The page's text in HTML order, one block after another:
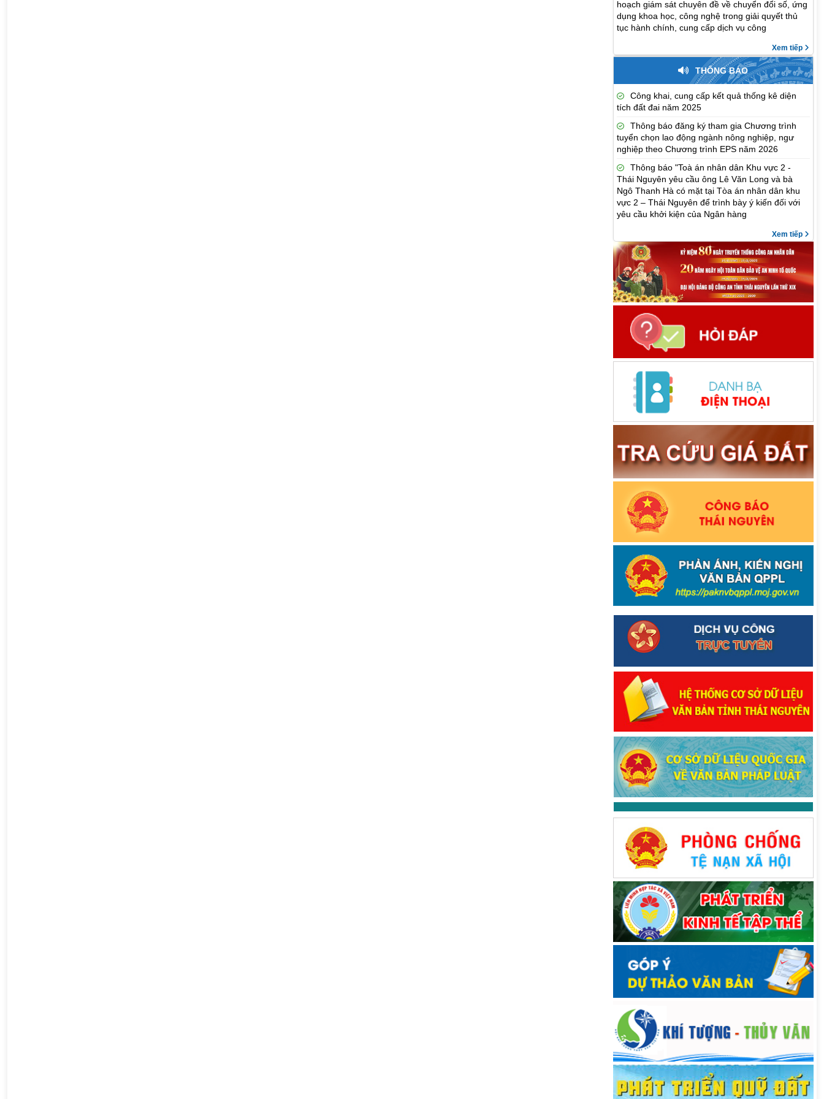
hoạch giám sát chuyên đề về chuyển đổi số, ứng
dụng khoa học, công nghệ trong giải quyết thủ
tục hành chính, cung cấp dịch vụ công
Xem tiếp
THÔNG BÁO
Công khai, cung cấp kết quả thống kê diện
tích đất đai năm 2025
Thông báo đăng ký tham gia Chương trình
tuyển chọn lao động ngành nông nghiệp, ngư
nghiệp theo Chương trình EPS năm 2026
Thông báo "Toà án nhân dân Khu vực 2 -
Thái Nguyên yêu cầu ông Lê Văn Long và bà
Ngô Thanh Hà có mặt tại Tòa án nhân dân khu
vực 2 – Thái Nguyên để trình bày ý kiến đối với
yêu cầu khởi kiện của Ngân hàng
Xem tiếp